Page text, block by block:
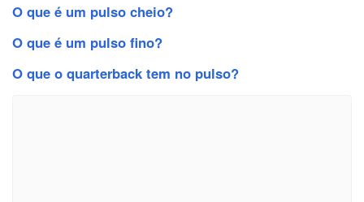
O que é um pulso cheio?
O que é um pulso fino?
O que o quarterback tem no pulso?